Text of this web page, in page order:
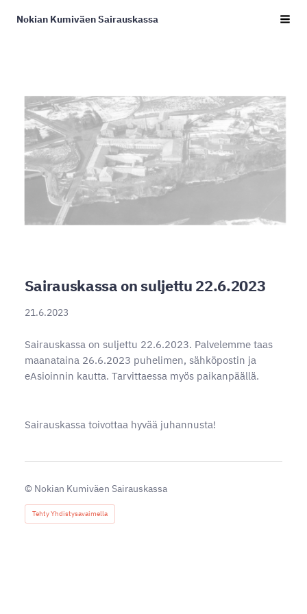
Siirry
Nokian Kumiväen Sairauskassa
Sairauskassa on suljettu 22.6.2023
21.6.2023
Sairauskassa on suljettu 22.6.2023. Palvelemme taas
maanataina 26.6.2023 puhelimen, sähköpostin ja
eAsioinnin kautta. Tarvittaessa myös paikanpäällä.
Sairauskassa toivottaa hyvää juhannusta!
© Nokian Kumiväen Sairauskassa
Tehty Yhdistysavaimella